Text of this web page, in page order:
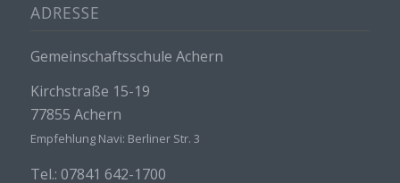
ADRESSE
Gemeinschaftsschule Achern
Kirchstraße 15-19
77855 Achern
Empfehlung Navi: Berliner Str. 3
Tel.: 07841 642-1700